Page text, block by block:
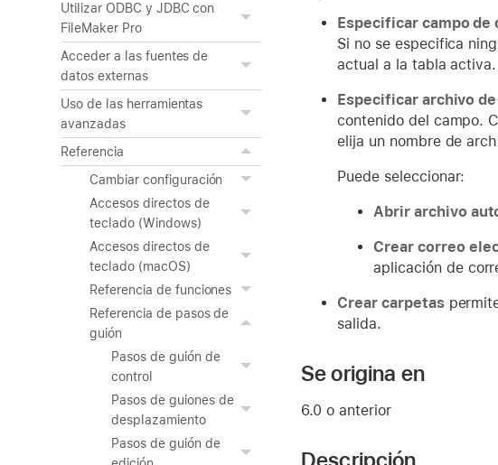
Utilizar ODBC y JDBC con
FileMaker Pro
Acceder a las fuentes de
datos externas
Uso de las herramientas
avanzadas
Referencia
Cambiar configuración
Accesos directos de
teclado (Windows)
Accesos directos de
teclado (macOS)
Referencia de funciones
Referencia de pasos de
guión
Pasos de guión de
control
Pasos de guiones de
desplazamiento
Pasos de guión de
Especificar campo de
Si no se especifica
actual a la tabla activa.
Especificar archivo
contenido del campo.
elija un nombre de
Puede seleccionar:
Abrir archivo
Crear correo
aplicación de
Crear carpetas
salida.
Se origina en
6.0 o anterior